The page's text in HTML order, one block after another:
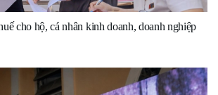
cho hộ, cá nhân kinh doanh, doanh nghiệp